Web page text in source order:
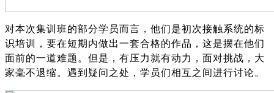
对本次集训班的部分学员而言，他们是初次接触系统的标
识培训，要在短期内做出一套合格的作品，这是摆在他们
面前的一道难题。但是，有压力就有动力，面对挑战，大
家毫不退缩。遇到疑问之处，学员们相互之间进行讨论。